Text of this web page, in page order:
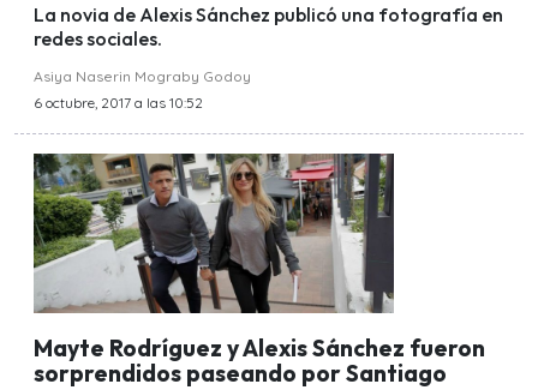
La novia de Alexis Sánchez publicó una fotografía en
redes sociales.
Asiya Naserin Mograby Godoy
6 octubre, 2017 a las 10:52
Mayte Rodríguez y Alexis Sánchez fueron
sorprendidos paseando por Santiago